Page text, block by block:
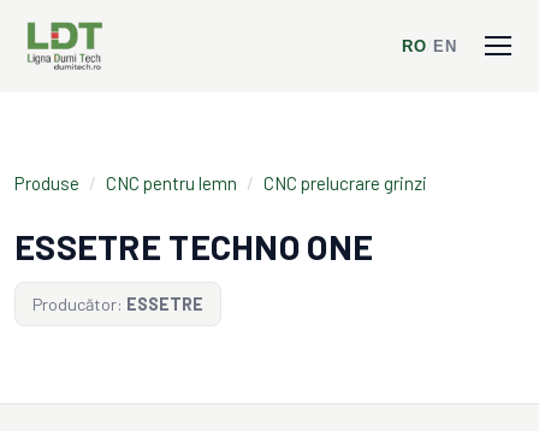
RO EN
Produse / CNC pentru lemn / CNC prelucrare grinzi
ESSETRE TECHNO ONE
Producător: ESSETRE